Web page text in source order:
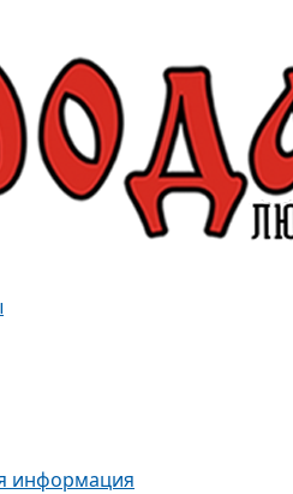
информация